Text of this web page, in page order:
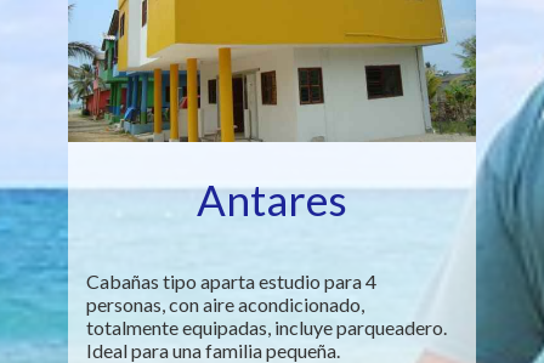
Antares
Cabañas tipo aparta estudio para 4
personas, con aire acondicionado,
totalmente equipadas, incluye parqueadero.
Ideal para una familia pequeña.